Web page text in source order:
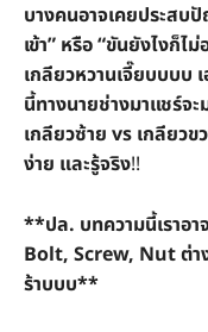
บางคนอาจเคยประสบ
เข้า” หรือ “ขันยังไงก็
เกลียวหวานเจี๊ยบบบบ
นี้ทางนายช่างมาแชร์จ
เกลียวซ้าย vs เกลียวข
ง่าย และรู้จริง!!
**ปล. บทความนี้เราอา
Bolt, Screw, Nut ต่าง
ร้าบบบ**